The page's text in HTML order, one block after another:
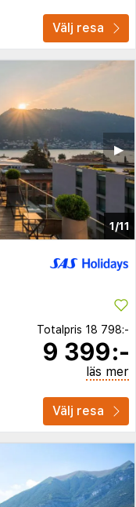
Välj resa
1/11
▶︎
Totalpris 18 798:-
9 399:-
läs mer
Välj resa